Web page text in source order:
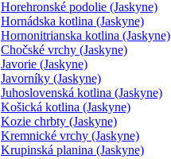
Horehronské podolie (Jaskyne)
Hornádska kotlina (Jaskyne)
Hornonitrianska kotlina (Jaskyne)
Chočské vrchy (Jaskyne)
Javorie (Jaskyne)
Javorníky (Jaskyne)
Juhoslovenská kotlina (Jaskyne)
Košická kotlina (Jaskyne)
Kozie chrbty (Jaskyne)
Kremnické vrchy (Jaskyne)
Krupinská planina (Jaskyne)